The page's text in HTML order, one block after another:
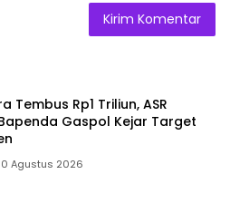
Tembus Rp1 Triliun, ASR
Gaspol Kejar Target
Agustus 2026